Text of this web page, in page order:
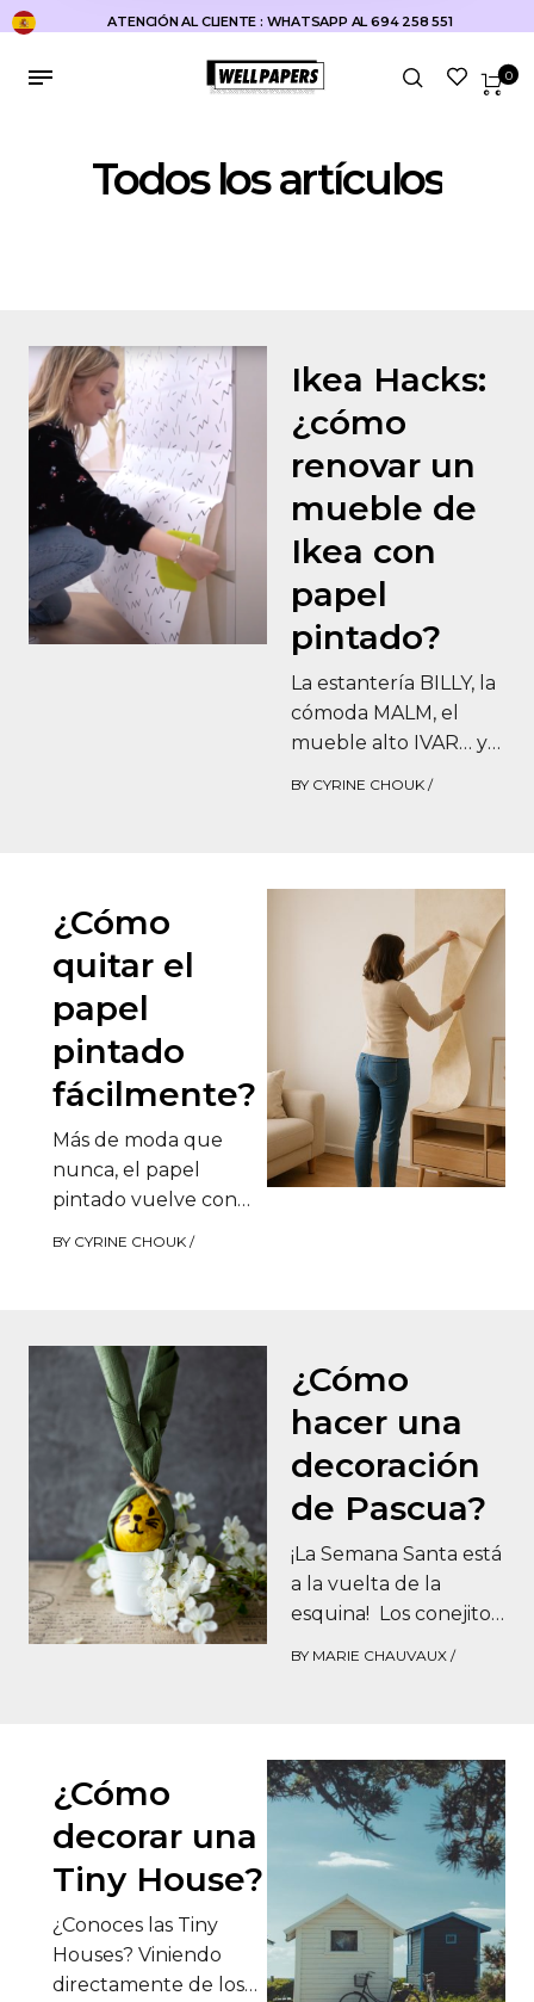
ATENCIÓN AL CLIENTE : WHATSAPP AL 694 258 551
0
Todos los artículos
Ikea Hacks:
¿cómo
renovar un
mueble de
Ikea con
papel
pintado?
La estantería BILLY, la
cómoda MALM, el
mueble alto IVAR… ya
sea para revestir el
BY CYRINE CHOUK /
¿Cómo
quitar el
papel
pintado
fácilmente?
Más de moda que
nunca, el papel
pintado vuelve con
un aspecto más
BY CYRINE CHOUK /
¿Cómo
hacer una
decoración
de Pascua?
¡La Semana Santa está
a la vuelta de la
esquina! Los conejitos
se despiertan y salen
BY MARIE CHAUVAUX /
¿Cómo
decorar una
Tiny House?
¿Conoces las Tiny
Houses? Viniendo
directamente de los